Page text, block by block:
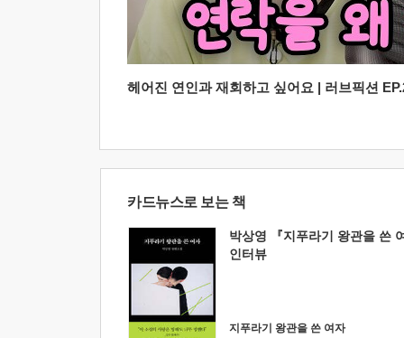
헤어진 연인과 재회하고 싶어요 | 러브픽션
카드뉴스로 보는 책
박상영 『지푸라기 왕관을 쓴
인터뷰
지푸라기 왕관을 쓴 여자